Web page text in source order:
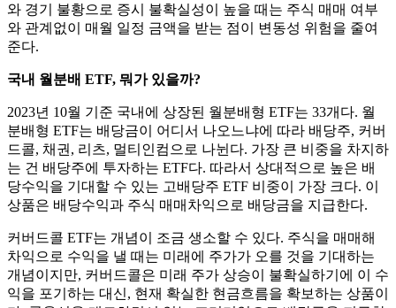
와 경기 불황으로 증시 불확실성이 높을 때는 주식 매매 여부
와 관계없이 매월 일정 금액을 받는 점이 변동성 위험을 줄여
준다.
국내 월분배 ETF, 뭐가 있을까?
2023년 10월 기준 국내에 상장된 월분배형 ETF는 33개다. 월
분배형 ETF는 배당금이 어디서 나오느냐에 따라 배당주, 커버
드콜, 채권, 리츠, 멀티인컴으로 나뉜다. 가장 큰 비중을 차지하
는 건 배당주에 투자하는 ETF다. 따라서 상대적으로 높은 배
당수익을 기대할 수 있는 고배당주 ETF 비중이 가장 크다. 이
상품은 배당수익과 주식 매매차익으로 배당금을 지급한다.
커버드콜 ETF는 개념이 조금 생소할 수 있다. 주식을 매매해
차익으로 수익을 낼 때는 미래에 주가가 오를 것을 기대하는
개념이지만, 커버드콜은 미래 주가 상승이 불확실하기에 이 수
익을 포기하는 대신, 현재 확실한 현금흐름을 확보하는 상품이